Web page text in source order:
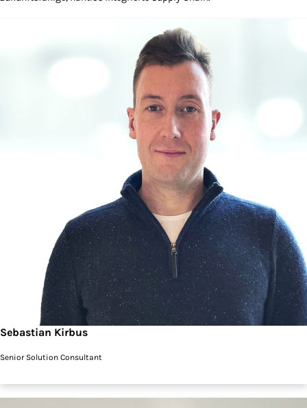
Sebastian Kirbus
Senior Solution Consultant